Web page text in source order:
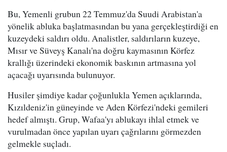
Bu, Yemenli grubun 22 Temmuz'da Suudi Arabistan'a
yönelik abluka başlatmasından bu yana gerçekleştirdiği en
kuzeydeki saldırı oldu. Analistler, saldırıların kuzeye,
Mısır ve Süveyş Kanalı'na doğru kaymasının Körfez
krallığı üzerindeki ekonomik baskının artmasına yol
açacağı uyarısında bulunuyor.
Husiler şimdiye kadar çoğunlukla Yemen açıklarında,
Kızıldeniz'in güneyinde ve Aden Körfezi'ndeki gemileri
hedef almıştı. Grup, Wafaa'yı ablukayı ihlal etmek ve
vurulmadan önce yapılan uyarı çağrılarını görmezden
gelmekle suçladı.